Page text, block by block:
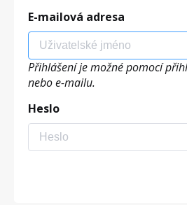
E-mailová adresa
Přihlášení je možné pomocí
nebo e-mailu.
Heslo